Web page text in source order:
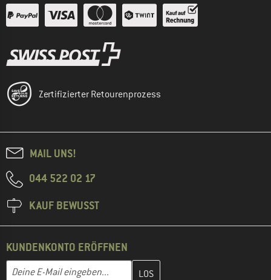
Zertifizierter Retourenprozess
MAIL UNS!
044 522 02 17
KAUF BEWUSST
KUNDENKONTO ERÖFFNEN
E-Mail-Adresse
Gib hier deine E-Mail-Adresse ein und erstelle im nächsten